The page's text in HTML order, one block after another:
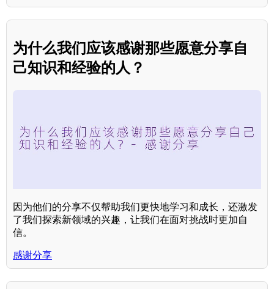
为什么我们应该感谢那些愿意分享自
己知识和经验的人？
因为他们的分享不仅帮助我们更快地学习和成长，还激发
了我们探索新领域的兴趣，让我们在面对挑战时更加自
信。
感谢分享